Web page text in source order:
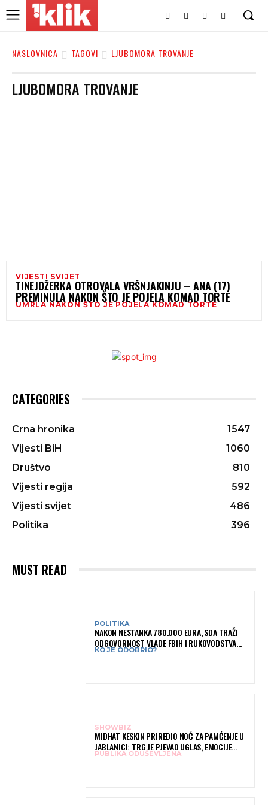
NASLOVNICA TAGOVI LJUBOMORA TROVANJE
LJUBOMORA TROVANJE
VIJESTI SVIJET
TINEJDŽERKA OTROVALA VRŠNJAKINJU – ANA (17)
PREMINULA NAKON ŠTO JE POJELA KOMAD TORTE
UMRLA NAKON ŠTO JE POJELA KOMAD TORTE
CATEGORIES
Crna hronika
1547
Vijesti BiH
1060
Društvo
810
Vijesti regija
592
Vijesti svijet
486
Politika
396
MUST READ
POLITIKA
NAKON NESTANKA 780.000 EURA, SDA TRAŽI
ODGOVORNOST VLADE FBIH I RUKOVODSTVA
IGMANA
KO JE ODOBRIO?
SHOWBIZ
MIDHAT KESKIN PRIREDIO NOĆ ZA PAMĆENJE U
JABLANICI: TRG JE PJEVAO UGLAS, EMOCIJE
PREPLAVILE RODNI GRAD
PUBLIKA ODUŠEVLJENA